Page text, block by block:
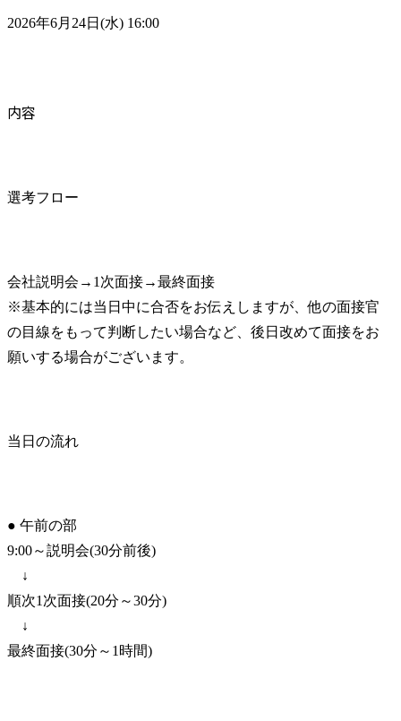
2026年6月24日(水) 16:00
内容
選考フロー
会社説明会→1次面接→最終面接
※基本的には当日中に合否をお伝えしますが、他の面接官
の目線をもって判断したい場合など、後日改めて面接をお
願いする場合がございます。
当日の流れ
● 午前の部
9:00～説明会(30分前後)
↓
順次1次面接(20分～30分)
↓
最終面接(30分～1時間)